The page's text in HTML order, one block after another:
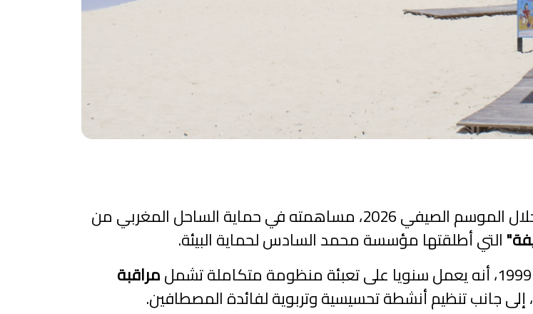
يواصل المكتب الوطني للكهرباء والماء الصالح للشرب، خلال الموسم الصيفي 2026، مساهمته في حماية الساحل المغربي من
التي أطلقتها مؤسسة محمد السادس لحماية البيئة.
مراقبة
، إلى جانب تنظيم أنشطة تحسيسية وتربوية لفائدة المصطافين.